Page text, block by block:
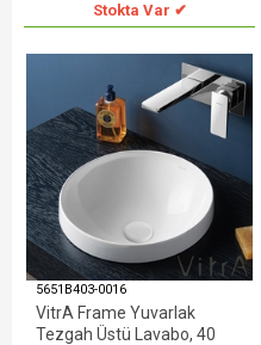
Stokta Var ✔
5651B403-0016
VitrA Frame Yuvarlak
Tezgah Üstü Lavabo, 40